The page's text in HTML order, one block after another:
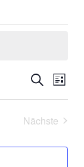
Suche
Liste
Nächste